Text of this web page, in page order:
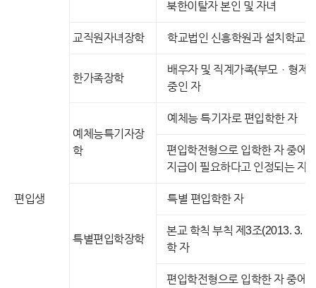
편입생
북한이탈자 본인 및 자녀
교직원자녀장학 학교법인 신흥학원과 설치학교
한가족장학
배우자 및 직계가족(부모ㆍ형제
중인 자
예체능특기자장
학
예체능 특기자로 편입학한 자
편입학전형으로 입학한 자 중에
지급이 필요하다고 인정되는 자
특별편입학장학
특별 편입학한 자
본교 학칙 부칙 제3조(2013. 3.
학 자
편입학전형으로 입학한 자 중에